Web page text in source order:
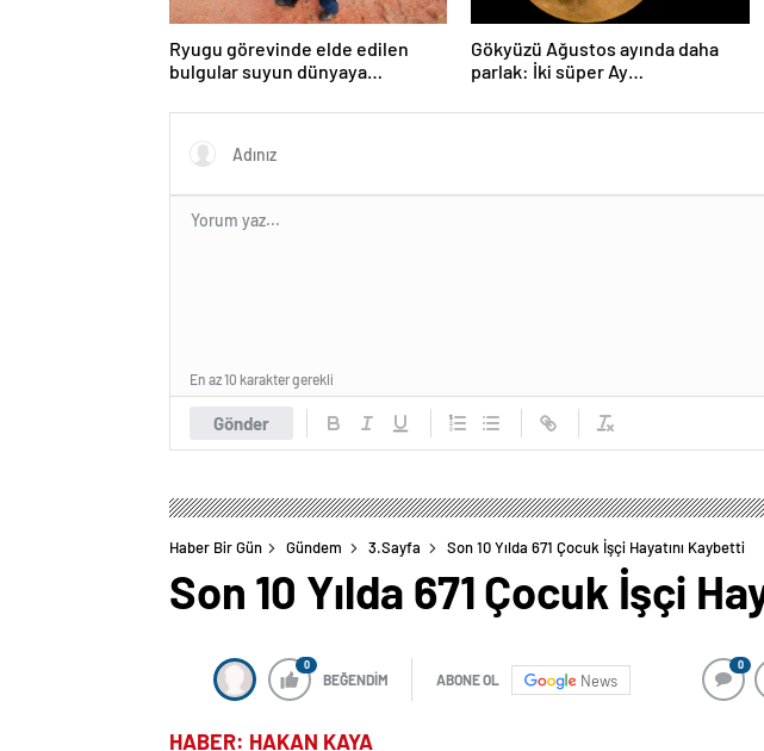
Ryugu görevinde elde edilen
bulgular suyun dünyaya
olabileceğini gösteriyor
Gökyüzü Ağustos ayında daha
parlak: İki süper Ay
Gönder
En az 10 karakter gerekli
Haber Bir Gün Gündem 3.Sayfa Son 10 Yılda 671 Çocuk İşçi Hayatını Kaybetti
Son 10 Yılda 671 Çocuk İşçi
0
BEĞENDİM ABONE OL News
0
HABER: HAKAN KAYA